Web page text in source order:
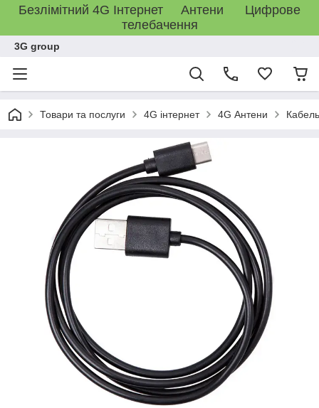
Безлімітний 4G Інтернет Антени Цифрове
телебачення
3G group
Товари та послуги 4G інтернет 4G Антени